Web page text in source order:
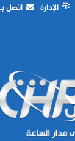
الإدارة اتصل